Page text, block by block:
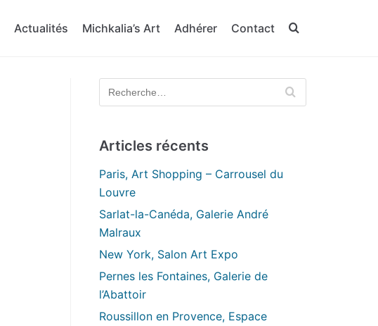
Actualités Michkalia’s Art Adhérer Contact
Articles récents
Paris, Art Shopping – Carrousel du
Louvre
Sarlat-la-Canéda, Galerie André
Malraux
New York, Salon Art Expo
Pernes les Fontaines, Galerie de
l’Abattoir
Roussillon en Provence, Espace